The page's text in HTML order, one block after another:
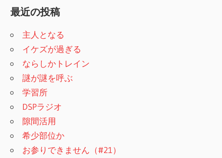
:
最近の投稿
主人となる
イケズが過ぎる
ならしかトレイン
謎が謎を呼ぶ
学習所
DSPラジオ
隙間活用
希少部位か
お参りできません（#21）